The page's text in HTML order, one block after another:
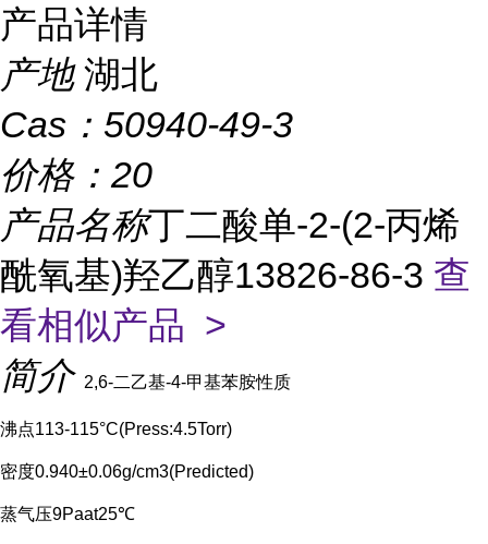
产品详情
产地 湖北
Cas： 50940-49-3
价格： 20
产品名称丁二酸单-2-(2-丙烯
酰氧基)羟乙醇13826-86-3 查
看相似产品 >
简介 2,6-二乙基-4-甲基苯胺性质
沸点113-115°C(Press:4.5Torr)
密度0.940±0.06g/cm3(Predicted)
蒸气压9Paat25℃